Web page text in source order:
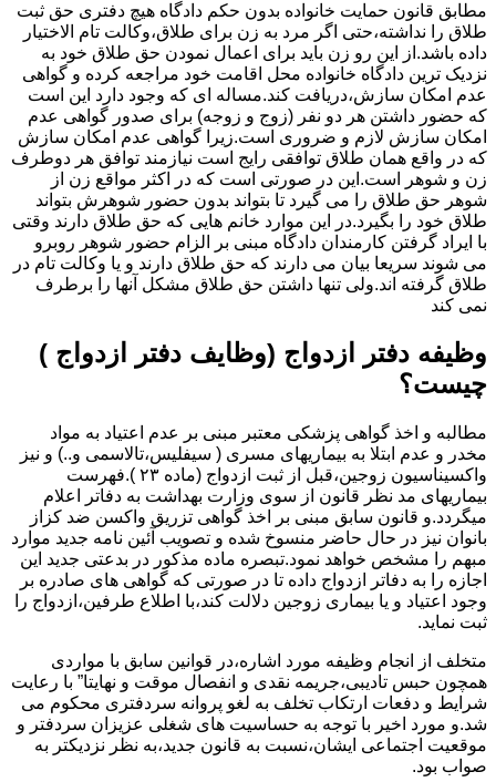
مطابق قانون حمایت خانواده بدون حکم دادگاه هیچ دفتری حق ثبت
طلاق را نداشته،حتی اگر مرد به زن برای طلاق،وکالت تام الاختیار
داده باشد.از این رو زن باید برای اعمال نمودن حق طلاق خود به
نزدیک ترین دادگاه خانواده محل اقامت خود مراجعه کرده و گواهی
عدم امکان سازش،دریافت کند.مساله ای که وجود دارد این است
که حضور داشتن هر دو نفر (زوج و زوجه) برای صدور گواهی عدم
امکان سازش لازم و ضروری است.زیرا گواهی عدم امکان سازش
که در واقع همان طلاق توافقی رایج است نیازمند توافق هر دوطرف
زن و شوهر است.این در صورتی است که در اکثر مواقع زن از
شوهر حق طلاق را می گیرد تا بتواند بدون حضور شوهرش بتواند
طلاق خود را بگیرد.در این موارد خانم هایی که حق طلاق دارند وقتی
با ایراد گرفتن کارمندان دادگاه مبنی بر الزام حضور شوهر روبرو
می شوند سریعا بیان می دارند که حق طلاق دارند و یا وکالت تام در
طلاق گرفته اند.ولی تنها داشتن حق طلاق مشکل آنها را برطرف
نمی کند
وظیفه دفتر ازدواج (وظایف دفتر ازدواج )
چیست؟
مطالبه و اخذ گواهی پزشکی معتبر مبنی بر عدم اعتیاد به مواد
مخدر و عدم ابتلا به بیماریهای مسری ( سیفلیس،تالاسمی و..) و نیز
واکسیناسیون زوجین،قبل از ثبت ازدواج (ماده ۲۳ ).فهرست
بیماریهای مد نظر قانون از سوی وزارت بهداشت به دفاتر اعلام
میگردد.و قانون سابق مبنی بر اخذ گواهی تزریق واکسن ضد کزاز
بانوان نیز در حال حاضر منسوخ شده و تصویب آئین نامه جدید موارد
مبهم را مشخص خواهد نمود.تبصره ماده مذکور در بدعتی جدید این
اجازه را به دفاتر ازدواج داده تا در صورتی که گواهی های صادره بر
وجود اعتیاد و یا بیماری زوجین دلالت کند،با اطلاع طرفین،ازدواج را
ثبت نماید.
متخلف از انجام وظیفه مورد اشاره،در قوانین سابق با مواردی
همچون حبس تادیبی،جریمه نقدی و انفصال موقت و نهایتا” با رعایت
شرایط و دفعات ارتکاب تخلف به لغو پروانه سردفتری محکوم می
شد.و مورد اخیر با توجه به حساسیت های شغلی عزیزان سردفتر و
موقعیت اجتماعی ایشان،نسبت به قانون جدید،به نظر نزدیکتر به
صواب بود.